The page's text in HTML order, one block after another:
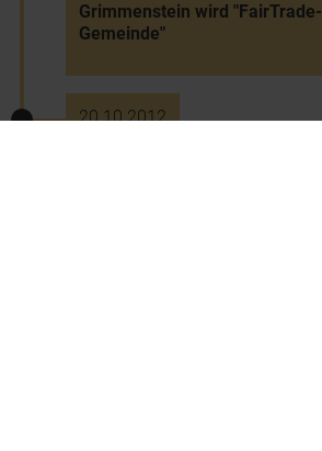
Grimmenstein wird "FairTrade-
Gemeinde"
20.10.2012